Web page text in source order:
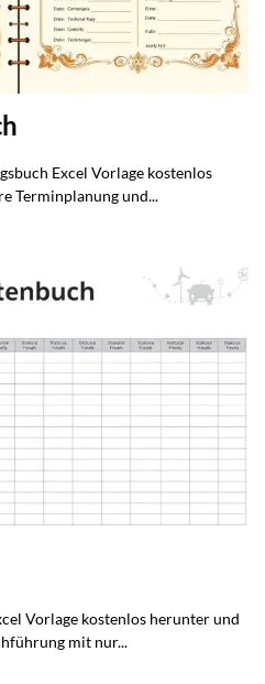
Excel Vorlage kostenlos
Terminplanung und...
Vorlage kostenlos herunter und
mit nur...